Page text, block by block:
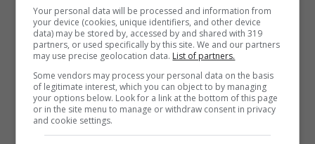
Your personal data will be processed and information from
your device (cookies, unique identifiers, and other device
data) may be stored by, accessed by and shared with 319
partners, or used specifically by this site. We and our partners
may use precise geolocation data. List of partners.
Some vendors may process your personal data on the basis
of legitimate interest, which you can object to by managing
your options below. Look for a link at the bottom of this page
or in the site menu to manage or withdraw consent in privacy
and cookie settings.